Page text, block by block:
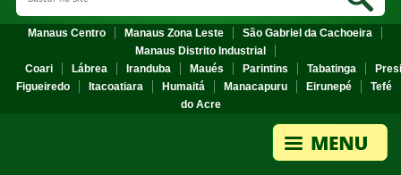
Manaus Centro Manaus Zona Leste
São Gabriel da Cachoeira
Manaus Distrito Industrial
Coari
Lábrea Iranduba Maués Parintins Tabatinga
Figueiredo
Itacoatiara Humaitá Manacapuru Eirunepé
Tefé
do Acre